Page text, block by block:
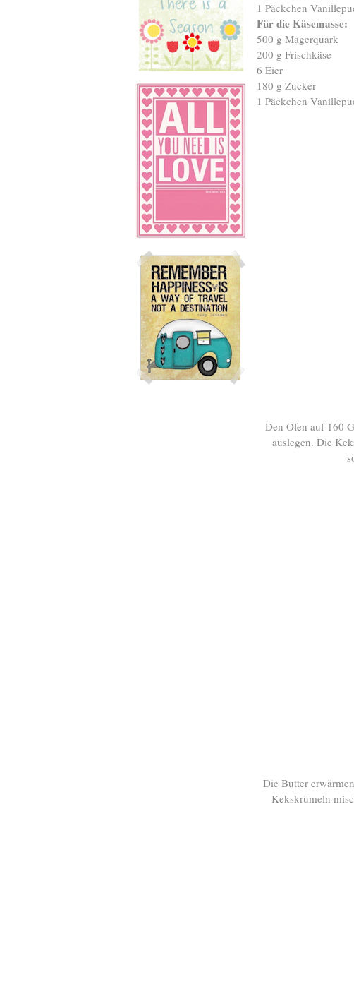
1 Päckchen
Für die Käsemasse:
500 g Magerquark
200 g Frischkäse
6 Eier
180 g Zucker
1 Päckchen
Den Ofen auf 160
auslegen. Die
Die Butter
Kekskrümeln